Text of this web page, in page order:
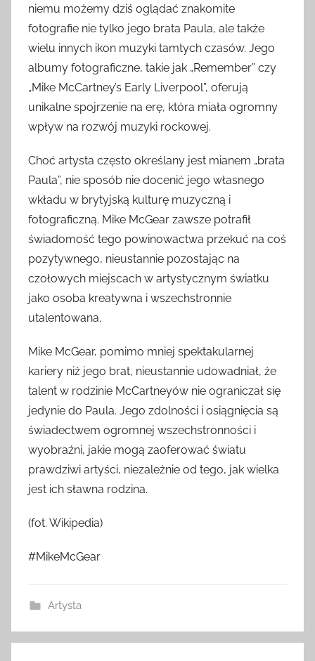
niemu możemy dziś oglądać znakomite
fotografie nie tylko jego brata Paula, ale także
wielu innych ikon muzyki tamtych czasów. Jego
albumy fotograficzne, takie jak „Remember” czy
„Mike McCartney’s Early Liverpool”, oferują
unikalne spojrzenie na erę, która miała ogromny
wpływ na rozwój muzyki rockowej.
Choć artysta często określany jest mianem „brata
Paula”, nie sposób nie docenić jego własnego
wkładu w brytyjską kulturę muzyczną i
fotograficzną. Mike McGear zawsze potrafił
świadomość tego powinowactwa przekuć na coś
pozytywnego, nieustannie pozostając na
czołowych miejscach w artystycznym światku
jako osoba kreatywna i wszechstronnie
utalentowana.
Mike McGear, pomimo mniej spektakularnej
kariery niż jego brat, nieustannie udowadniał, że
talent w rodzinie McCartneyów nie ograniczał się
jedynie do Paula. Jego zdolności i osiągnięcia są
świadectwem ogromnej wszechstronności i
wyobraźni, jakie mogą zaoferować światu
prawdziwi artyści, niezależnie od tego, jak wielka
jest ich sławna rodzina.
(fot. Wikipedia)
#MikeMcGear
Artysta